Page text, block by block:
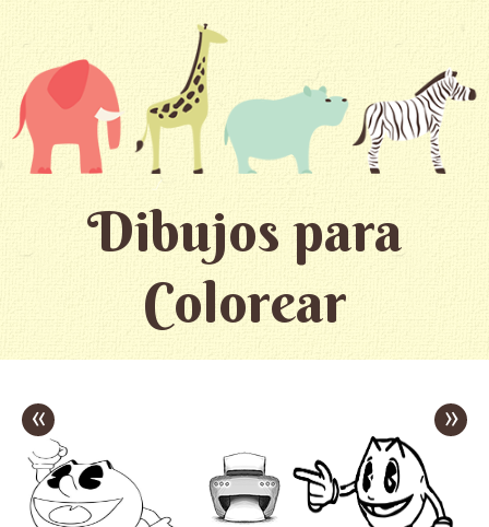
Dibujos para
Colorear
« »